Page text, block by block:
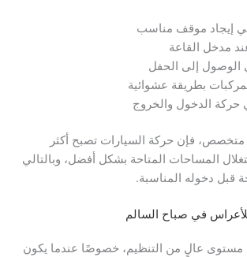
إيجاد موقف مناسب
مدخل القاعة
الوصول إلى الحفل
بطريقة عشوائية
حركة الدخول والخروج
متخصص، فإن حركة السيارات تصبح أكثر
المساحات المتاحة بشكل أفضل، وبالتالي
قبل دخوله المناسبة.
في صباح السالم
مستوى عالٍ من التنظيم، خصوصًا عندما يكون